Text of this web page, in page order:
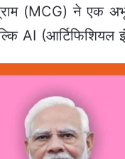
(MCG) ने एक
AI (आर्टिफिशियल